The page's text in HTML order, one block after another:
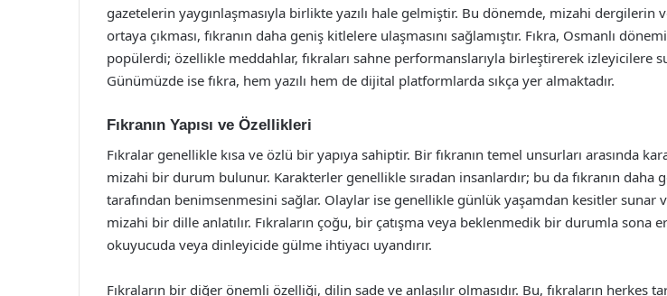
gazetelerin yaygınlaşmasıyla birlikte yazılı hale gelmiştir. Bu dönemde, mizahi dergilerin
ortaya çıkması, fıkranın daha geniş kitlelere ulaşmasını sağlamıştır. Fıkra, Osmanlı
popülerdi; özellikle meddahlar, fıkraları sahne performanslarıyla birleştirerek izleyicilere
Günümüzde ise fıkra, hem yazılı hem de dijital platformlarda sıkça yer almaktadır.
Fıkranın Yapısı ve Özellikleri
Fıkralar genellikle kısa ve özlü bir yapıya sahiptir. Bir fıkranın temel unsurları arasında
mizahi bir durum bulunur. Karakterler genellikle sıradan insanlardır; bu da fıkranın daha
tarafından benimsenmesini sağlar. Olaylar ise genellikle günlük yaşamdan kesitler sunar
mizahi bir dille anlatılır. Fıkraların çoğu, bir çatışma veya beklenmedik bir durumla sona
okuyucuda veya dinleyicide gülme ihtiyacı uyandırır.
Fıkraların bir diğer önemli özelliği, dilin sade ve anlaşılır olmasıdır. Bu, fıkraların herkes